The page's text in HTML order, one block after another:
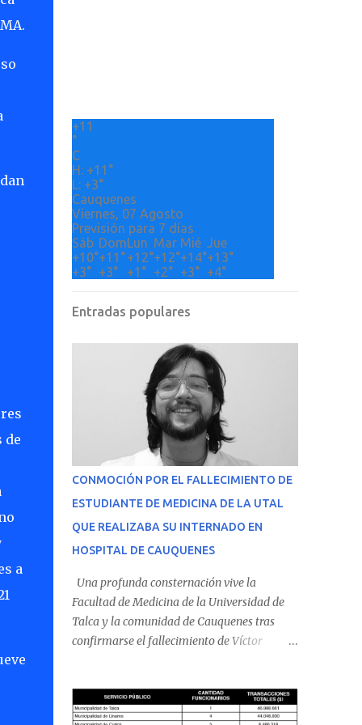
de
a
+11
°
C
H: +11°
L: +3°
Cauquenes
Viernes, 07 Agosto
Previsión para 7 días
Sáb DomLun Mar Mié Jue
+10°+11°+12°+12°+14°+13°
+3° +3° +1° +2° +3° +4°
Entradas populares
CONMOCIÓN POR EL FALLECIMIENTO DE
ESTUDIANTE DE MEDICINA DE LA UTAL
QUE REALIZABA SU INTERNADO EN
HOSPITAL DE CAUQUENES
Una profunda consternación vive la
Facultad de Medicina de la Universidad de
Talca y la comunidad de Cauquenes tras
confirmarse el fallecimiento de Víctor
Cauquenes. De acuerdo con los antecedentes
conocidos, el joven se presentó a cumplir su